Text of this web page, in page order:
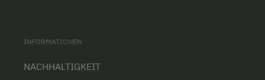
INFORMATIONEN
NACHHALTIGKEIT